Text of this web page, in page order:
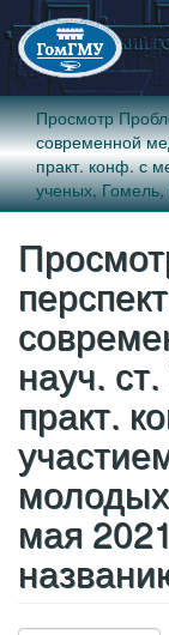
Просмотр
современной
практ. конф. с
ученых,
науч.
практ.
мая